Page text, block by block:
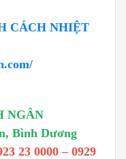
CÁCH NHIỆT
NGÂN
Bình Dương
23 0000 – 0929